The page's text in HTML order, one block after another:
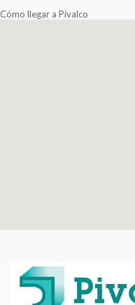
Cómo llegar a Pivalco